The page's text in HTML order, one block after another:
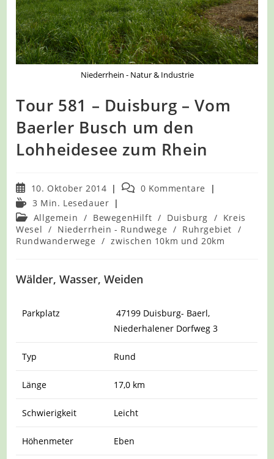
Niederrhein - Natur & Industrie
Tour 581 – Duisburg – Vom
Baerler Busch um den
Lohheidesee zum Rhein
Beitrag
veröffentlicht:
10. Oktober 2014
Beitrags-0 Kommentare
Lesedauer:
3 Min. Lesedauer
Beitrags-
Kategorie:
Allgemein / BewegenHilft / Duisburg / Kreis
Wesel / Niederrhein - Rundwege / Ruhrgebiet /
Rundwanderwege / zwischen 10km und 20km
Wälder, Wasser, Weiden
Parkplatz
47199 Duisburg- Baerl,
Niederhalener Dorfweg 3
Typ Rund
Länge 17,0 km
Schwierigkeit Leicht
Höhenmeter Eben